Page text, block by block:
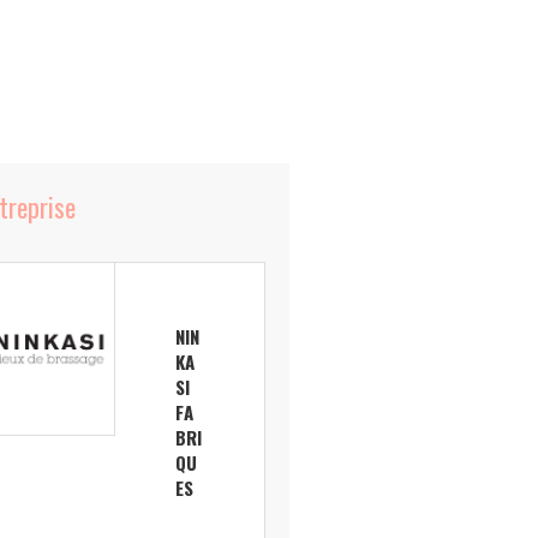
NIN
KA
SI
FA
BRI
QU
ES